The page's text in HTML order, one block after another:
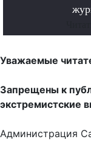
Уважаемые
Запрещены к
экстремистские
Администрация